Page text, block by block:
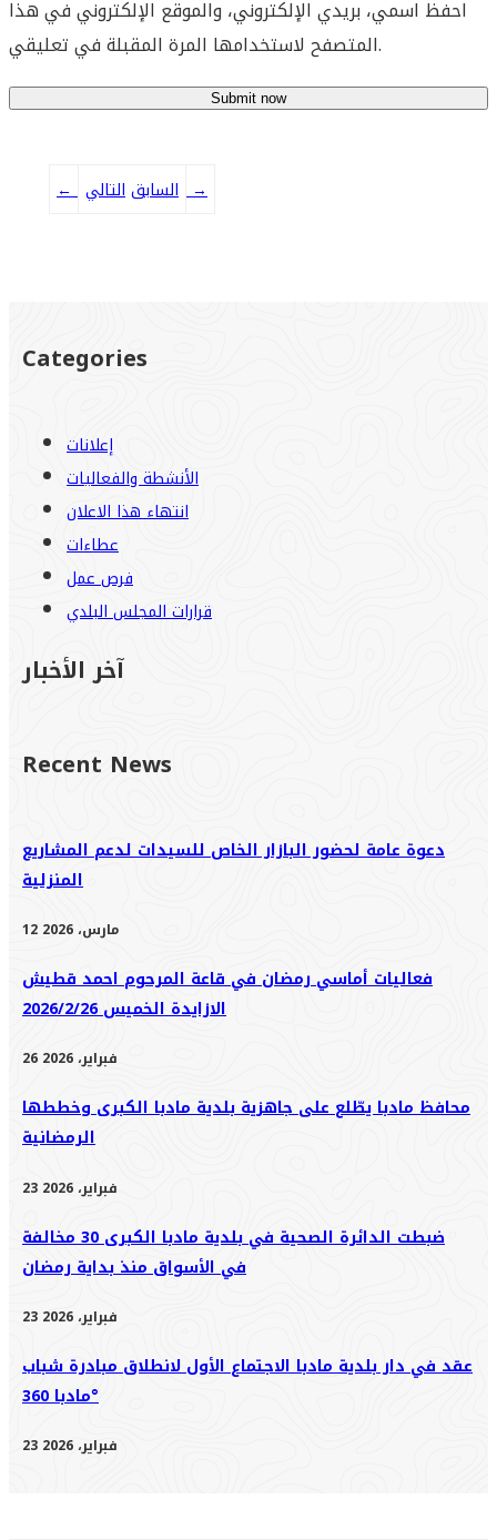
احفظ اسمي، بريدي الإلكتروني، والموقع الإلكتروني في هذا
المتصفح لاستخدامها المرة المقبلة في تعليقي.
← السابق التالي→
Categories
إعلانات
الأنشطة والفعاليات
انتهاء هذا الاعلان
عطاءات
فرص عمل
قرارات المجلس البلدي
آخر الأخبار
Recent News
دعوة عامة لحضور البازار الخاص للسيدات لدعم المشاريع
المنزلية
12 مارس، 2026
فعاليات أماسي رمضان في قاعة المرحوم احمد قطيش
الازايدة الخميس 2026/2/26
26 فبراير، 2026
محافظ مادبا يطّلع على جاهزية بلدية مادبا الكبرى وخططها
الرمضانية
23 فبراير، 2026
ضبطت الدائرة الصحية في بلدية مادبا الكبرى 30 مخالفة
في الأسواق منذ بداية رمضان
23 فبراير، 2026
عقد في دار بلدية مادبا الاجتماع الأول لانطلاق مبادرة شباب
مادبا 360°
23 فبراير، 2026